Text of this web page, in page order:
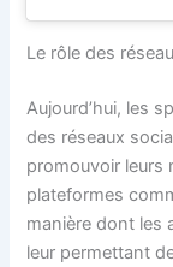
Le rôle des
Aujourd’hui, les
des réseaux
promouvoir leurs
plateformes
manière dont les
leur permettant